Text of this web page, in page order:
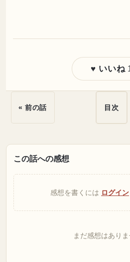
♥ いいね
« 前の話 目次
この話への感想
感想を書くには ログイン
まだ感想はありま